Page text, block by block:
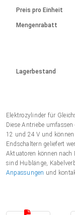
Einheitssystem
Einkaufswagen
Hubmagnete
230 - 50 Hz | 110 - 60 Hz
Drehzahlregelung für die
Bürstenlose
mit
Ø 28-42| 1-1400 rpm |
Bürstenlose
Ø43-124mm | 31-425rpm
Treiber für
Synchron-Asynchron | für
Synchron-Asynchron | für
Français (EUR)
Polski (EUR)
Norsk (NOK)
Suomi (EUR)
Preis pro Einheit
Mengenrabatt
Lagerbestand
Elektrozylinder für
Diese Antriebe
12 und 24 V und
Endschaltern geliefert
Aktuatoren können nach
sind Hublänge,
Anpassungen und